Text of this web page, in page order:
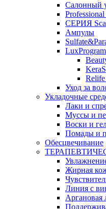
Салонный
СЕРИЯ
Ампулы
Relife
Уход за
Укладочные
Лаки и
Муссы и
Воски и
Помады и
Обесцвечивание
Жирная
Линия c
Аргановая